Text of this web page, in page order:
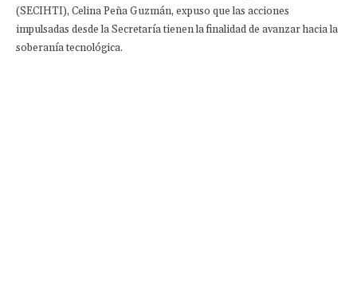
(SECIHTI), Celina Peña Guzmán, expuso que las acciones
impulsadas desde la Secretaría tienen la finalidad de avanzar hacia la
soberanía tecnológica.